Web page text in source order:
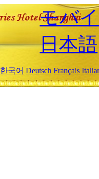
モバ
日本語
한국어 Deutsch Français